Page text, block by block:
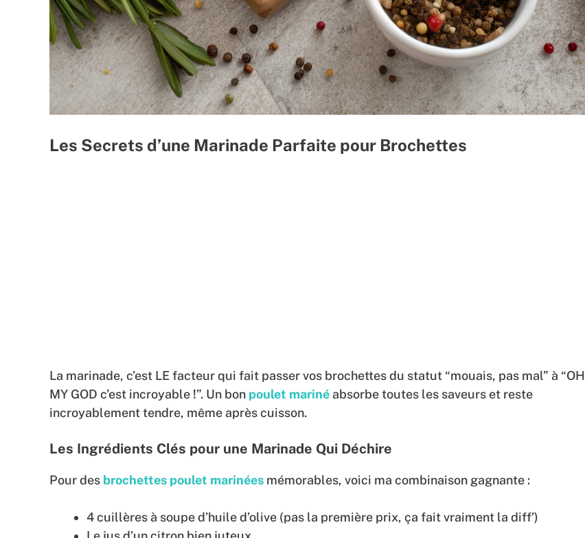
Les Secrets d’une Marinade Parfaite pour Brochettes
La marinade, c’est LE facteur qui fait passer vos brochettes du statut “mouais, pas mal” à “OH
MY GOD c’est incroyable !”. Un bon poulet mariné absorbe toutes les saveurs et reste
incroyablement tendre, même après cuisson.
Les Ingrédients Clés pour une Marinade Qui Déchire
Pour des brochettes poulet marinées mémorables, voici ma combinaison gagnante :
4 cuillères à soupe d’huile d’olive (pas la première prix, ça fait vraiment la diff’)